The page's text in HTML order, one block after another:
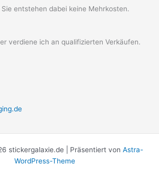
entstehen dabei keine Mehrkosten.
verdiene ich an qualifizierten Verkäufen.
stickergalaxie.de | Präsentiert von Astra-
WordPress-Theme